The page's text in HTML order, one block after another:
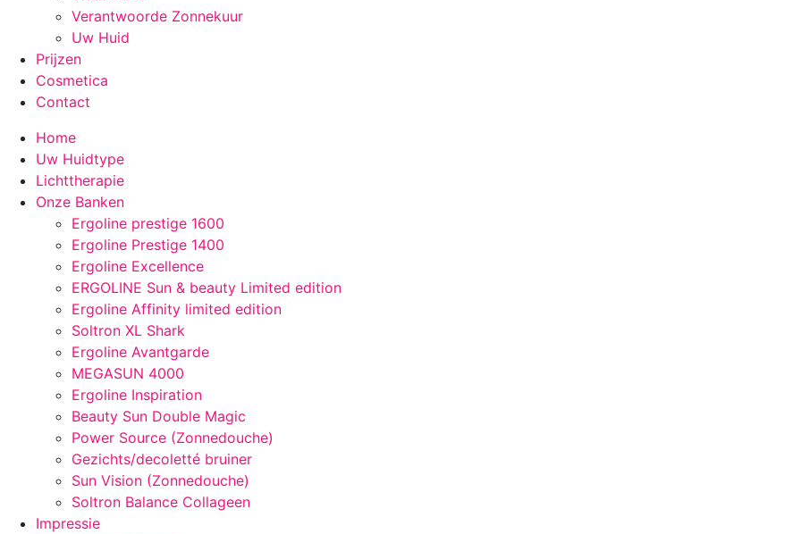
Verantwoorde Zonnekuur
Uw Huid
Prijzen
Cosmetica
Contact
Home
Uw Huidtype
Lichttherapie
Onze Banken
Ergoline prestige 1600
Ergoline Prestige 1400
Ergoline Excellence
ERGOLINE Sun & beauty Limited edition
Ergoline Affinity limited edition
Soltron XL Shark
Ergoline Avantgarde
MEGASUN 4000
Ergoline Inspiration
Beauty Sun Double Magic
Power Source (Zonnedouche)
Gezichts/decoletté bruiner
Sun Vision (Zonnedouche)
Soltron Balance Collageen
Impressie